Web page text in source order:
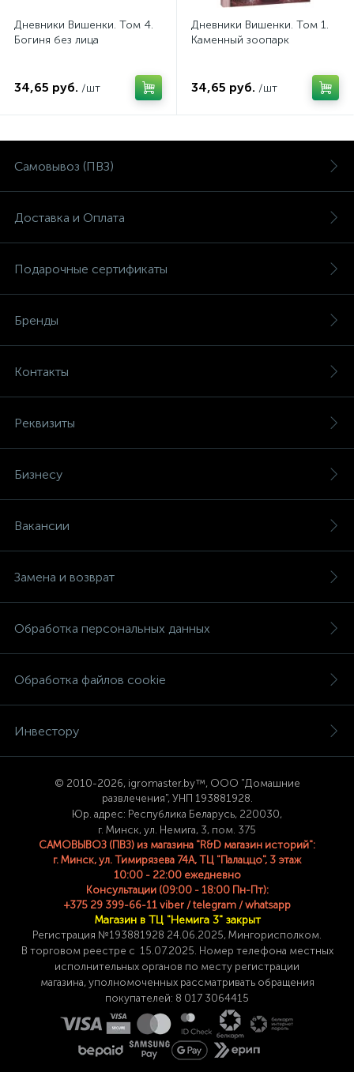
Дневники Вишенки. Том 4.
Богиня без лица
34,65 руб. /шт
Дневники Вишенки. Том 1.
Каменный зоопарк
34,65 руб. /шт
Самовывоз (ПВЗ)
Доставка и Оплата
Подарочные сертификаты
Бренды
Контакты
Реквизиты
Бизнесу
Вакансии
Замена и возврат
Обработка персональных данных
Обработка файлов cookie
Инвестору
© 2010-2026, igromaster.by™, ООО "Домашние
развлечения", УНП 193881928.
Юр. адрес: Республика Беларусь, 220030,
г. Минск, ул. Немига, 3, пом. 375
САМОВЫВОЗ (ПВЗ) из магазина "R&D магазин историй":
г. Минск, ул. Тимирязева 74A, ТЦ "Палаццо", 3 этаж
10:00 - 22:00 ежедневно
Консультации (09:00 - 18:00 Пн-Пт):
+375 29 399-66-11 viber / telegram / whatsapp
Магазин в ТЦ "Немига 3" закрыт
Регистрация №193881928 24 .06.2025, Мингорисполком.
В торговом реестре с 15.07.2025. Номер телефона местных
исполнительных органов по месту регистрации
магазина,уполномоченных рассматривать обращения
покупателей: 8 017 3064415